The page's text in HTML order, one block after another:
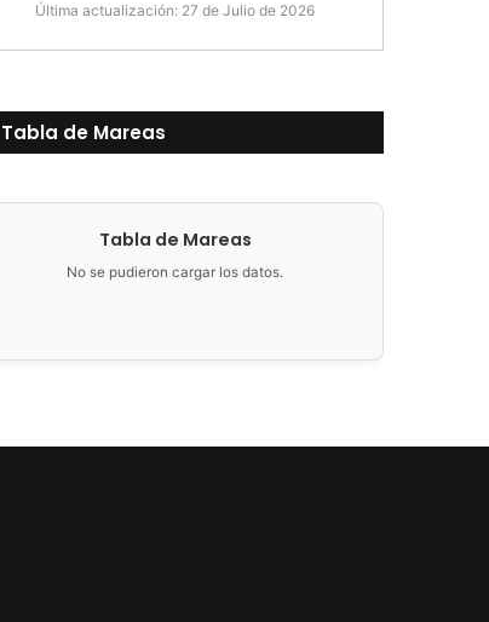
Última actualización: 27 de Julio de 2026
Tabla de Mareas
Tabla de Mareas
No se pudieron cargar los datos.